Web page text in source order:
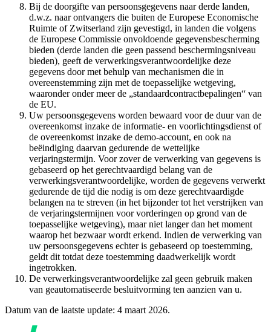
Bij de doorgifte van persoonsgegevens naar derde landen,
d.w.z. naar ontvangers die buiten de Europese Economische
Ruimte of Zwitserland zijn gevestigd, in landen die volgens
de Europese Commissie onvoldoende gegevensbescherming
bieden (derde landen die geen passend beschermingsniveau
bieden), geeft de verwerkingsverantwoordelijke deze
gegevens door met behulp van mechanismen die in
overeenstemming zijn met de toepasselijke wetgeving,
waaronder onder meer de „standaardcontractbepalingen“ van
de EU.
Uw persoonsgegevens worden bewaard voor de duur van de
overeenkomst inzake de informatie- en voorlichtingsdienst of
de overeenkomst inzake de demo-account, en ook na
beëindiging daarvan gedurende de wettelijke
verjaringstermijn. Voor zover de verwerking van gegevens is
gebaseerd op het gerechtvaardigd belang van de
verwerkingsverantwoordelijke, worden de gegevens verwerkt
gedurende de tijd die nodig is om deze gerechtvaardigde
belangen na te streven (in het bijzonder tot het verstrijken van
de verjaringstermijnen voor vorderingen op grond van de
toepasselijke wetgeving), maar niet langer dan het moment
waarop het bezwaar wordt erkend. Indien de verwerking van
uw persoonsgegevens echter is gebaseerd op toestemming,
geldt dit totdat deze toestemming daadwerkelijk wordt
ingetrokken.
De verwerkingsverantwoordelijke zal geen gebruik maken
van geautomatiseerde besluitvorming ten aanzien van u.
Datum van de laatste update: 4 maart 2026.